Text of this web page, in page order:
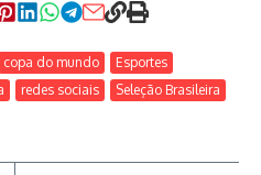
copa do mundo
Esportes
redes sociais Seleção Brasileira